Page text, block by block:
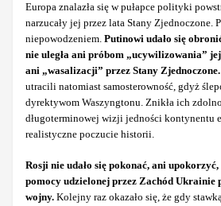
Europa znalazła się w pułapce polityki
narzucały jej przez lata Stany Zjednoczone.
niepowodzeniem. Putinowi udało się
nie uległa ani próbom „ucywilizowania”
ani „wasalizacji” przez Stany Zjednoczone.
utracili natomiast samosterowność, gdyż
dyrektywom Waszyngtonu. Znikła ich
długoterminowej wizji jedności kontynentu
realistyczne poczucie historii.
Rosji nie udało się pokonać, ani
pomocy udzielonej przez Zachód Ukrainie
wojny. Kolejny raz okazało się, że gdy